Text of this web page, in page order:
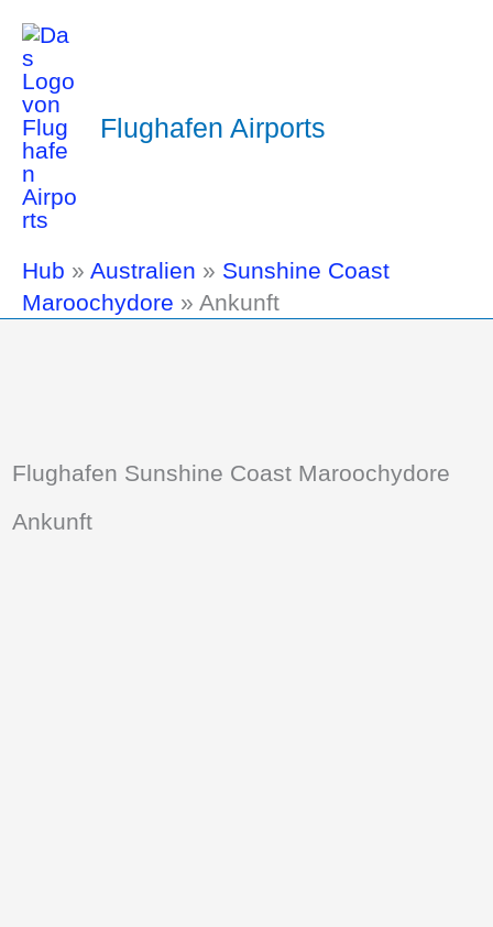
Flughafen Airports
Hub » Australien » Sunshine Coast
Maroochydore » Ankunft
Flughafen Sunshine Coast Maroochydore
Ankunft